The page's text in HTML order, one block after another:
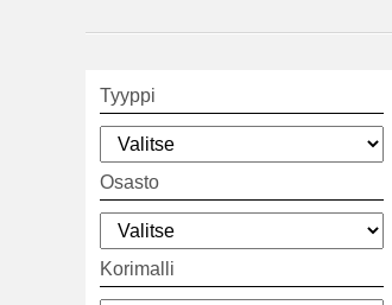
Tyyppi
Osasto
Korimalli